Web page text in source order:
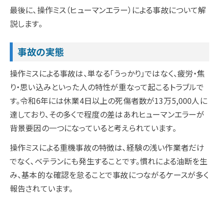
最後に、操作ミス（ヒューマンエラー）による事故について解
説します。
事故の実態
操作ミスによる事故は、単なる「うっかり」ではなく、疲労・焦
り・思い込みといった人の特性が重なって起こるトラブルで
す。令和6年には休業4日以上の死傷者数が13万5,000人に
達しており、その多くで程度の差はあれヒューマンエラーが
背景要因の一つになっていると考えられています。
操作ミスによる重機事故の特徴は、経験の浅い作業者だけ
でなく、ベテランにも発生することです。慣れによる油断を生
み、基本的な確認を怠ることで事故につながるケースが多く
報告されています。